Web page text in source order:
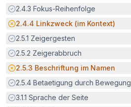
Erfüllt:
2.4.3 Fokus-Reihenfolge
Potenzielle Barriere:
2.4.4 Linkzweck (im Kontext)
Erfüllt:
2.5.1 Zeigergesten
Erfüllt:
2.5.2 Zeigerabbruch
Potenzielle Barriere:
2.5.3 Beschriftung im Namen
Erfüllt:
2.5.4 Betaetigung durch Bewegung
Erfüllt:
3.1.1 Sprache der Seite